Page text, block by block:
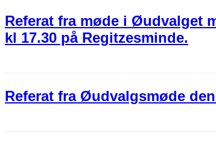
Referat fra møde i Øudvalget
kl 17.30 på Regitzesminde.
Referat fra Øudvalgsmøde